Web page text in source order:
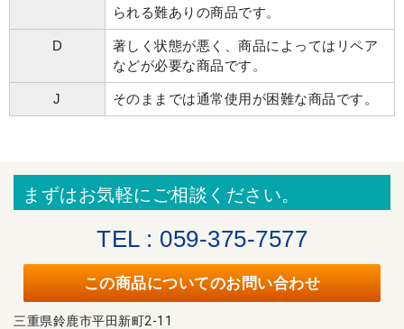
られる難ありの商品です。
D
著しく状態が悪く、商品によってはリペア
などが必要な商品です。
J そのままでは通常使用が困難な商品です。
まずはお気軽にご相談ください。
TEL : 059-375-7577
この商品についてのお問い合わせ
三重県鈴鹿市平田新町2-11